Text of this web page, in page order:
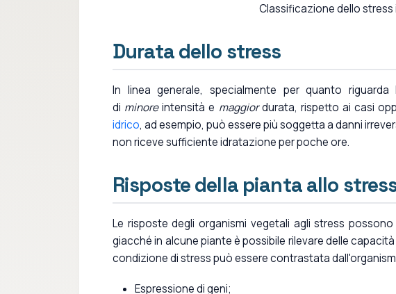
Classificazione dello
Durata dello stress
In linea generale, specialmente per quanto
di minoreintensità e maggiordurata, rispetto ai casi
idrico, ad esempio, può essere più soggetta a danni
non riceve sufficiente idratazione per poche ore.
Risposte della pianta allo
Le risposte degli organismi vegetali agli stress
giacché in alcune piante è possibile rilevare delle
condizione di stress può essere contrastata
Espressione di geni;